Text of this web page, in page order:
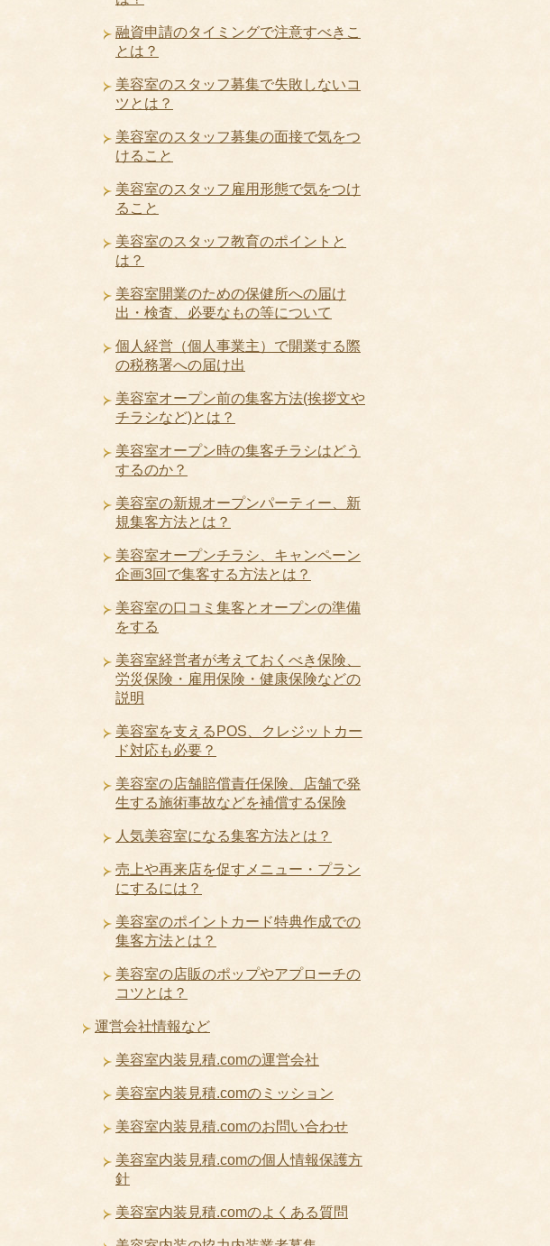
融資申請のタイミングで注意すべきこ
とは？
美容室のスタッフ募集で失敗しないコ
ツとは？
美容室のスタッフ募集の面接で気をつ
けること
美容室のスタッフ雇用形態で気をつけ
ること
美容室のスタッフ教育のポイントと
は？
美容室開業のための保健所への届け
出・検査、必要なもの等について
個人経営（個人事業主）で開業する際
の税務署への届け出
美容室オープン前の集客方法(挨拶文や
チラシなど)とは？
美容室オープン時の集客チラシはどう
するのか？
美容室の新規オープンパーティー、新
規集客方法とは？
美容室オープンチラシ、キャンペーン
企画3回で集客する方法とは？
美容室の口コミ集客とオープンの準備
をする
美容室経営者が考えておくべき保険、
労災保険・雇用保険・健康保険などの
説明
美容室を支えるPOS、クレジットカー
ド対応も必要？
美容室の店舗賠償責任保険、店舗で発
生する施術事故などを補償する保険
人気美容室になる集客方法とは？
売上や再来店を促すメニュー・プラン
にするには？
美容室のポイントカード特典作成での
集客方法とは？
美容室の店販のポップやアプローチの
コツとは？
運営会社情報など
美容室内装見積.comの運営会社
美容室内装見積.comのミッション
美容室内装見積.comのお問い合わせ
美容室内装見積.comの個人情報保護方
針
美容室内装見積.comのよくある質問